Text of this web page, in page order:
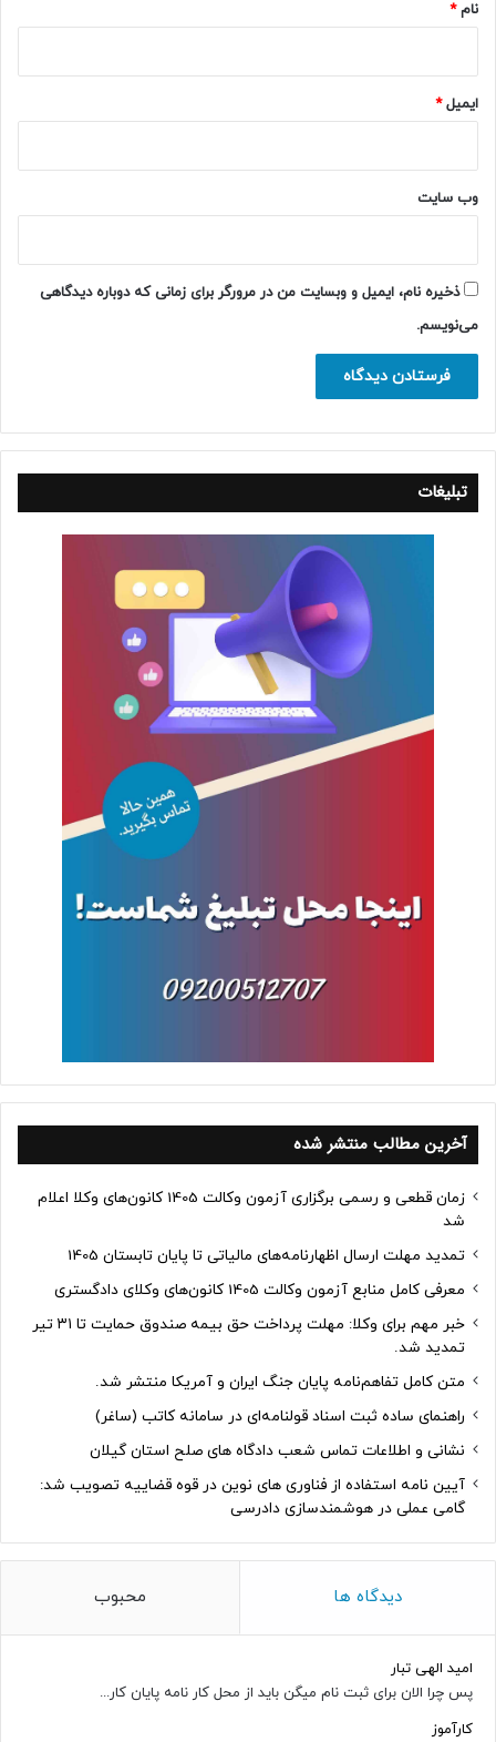
نام*
ایمیل*
وب‌ سایت
ذخیره نام، ایمیل و وبسایت من در مرورگر برای زمانی که دوباره دیدگاهی
می‌نویسم.
تبلیغات
آخرین مطالب منتشر شده
زمان قطعی و رسمی برگزاری آزمون وکالت 1405 کانون‌های وکلا اعلام
شد
تمدید مهلت ارسال اظهارنامه‌های مالیاتی تا پایان تابستان 1405
معرفی کامل منابع آزمون وکالت 1405 کانون‌های وکلای دادگستری
خبر مهم برای وکلا: مهلت پرداخت حق بیمه صندوق حمایت تا ۳۱ تیر
تمدید شد.
متن کامل تفاهم‌نامه پایان جنگ ایران و آمریکا منتشر شد.
راهنمای ساده ثبت اسناد قولنامه‌ای در سامانه کاتب (ساغر)
نشانی و اطلاعات تماس شعب دادگاه های صلح استان گیلان
آیین نامه استفاده از فناوری های نوین در قوه قضاییه تصویب شد:
گامی عملی در هوشمندسازی دادرسی
دیدگاه ها محبوب
امید الهی تبار
پس چرا الان برای ثبت نام میگن باید از محل کار نامه پایان کار...
کارآموز